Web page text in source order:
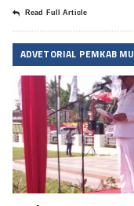
Read Full Article
ADVETORIAL PEMKAB